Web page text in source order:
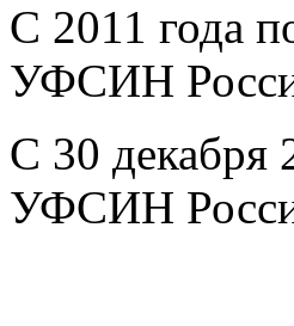
С 2011 года
УФСИН
С 30 декабря
УФСИН